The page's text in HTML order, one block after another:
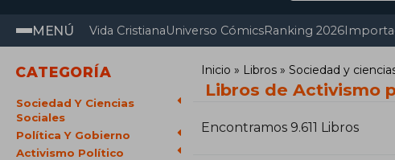
MENÚ Vida CristianaUniverso CómicsRanking 2026
CATEGORÍA
Sociedad Y Ciencias
Sociales
Política Y Gobierno
Activismo Político
Inicio Libros Sociedad y
Libros de Activismo
Encontramos 9.611 Libros